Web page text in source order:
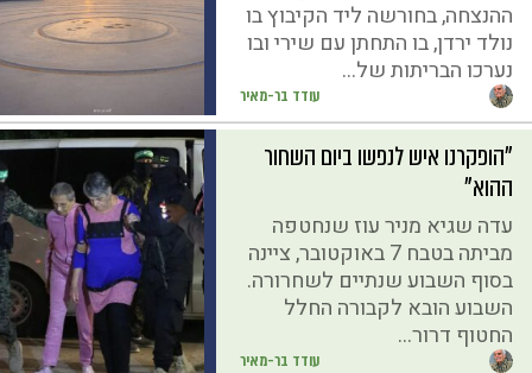
עודד בר-מאיר
ההנצחה, בחורשה ליד הקיבוץ בו
נולד ירדן, בו התחתן עם שירי ובו
נערכו הבריתות של...
עודד בר-מאיר
"הופקרנו איש לנפשו ביום השחור
ההוא"
עדה שגיא מניר עוז שנחטפה
מביתה בטבח 7 באוקטובר, ציינה
בסוף השבוע שנתיים לשחרורה.
השבוע הובא לקבורה החלל
החטוף דרור...